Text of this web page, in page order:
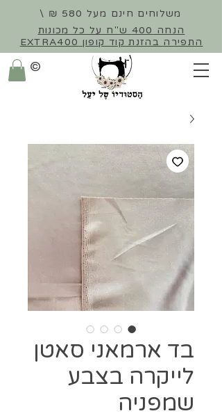
משלוחים חינם מעל 580 ₪ \
הנחה 400 ש"ח על כל מכונות
התפירה בהזנת קוד קופון EXTRA400
©
בד ארמאני סאטן
לייקרה בצבע
שמפניה